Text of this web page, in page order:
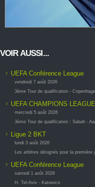
VOIR AUSSI...
UEFA Conférence League
vendredi 7 août 2026
3ème Tour de qualification -
UEFA CHAMPIONS LEAGUE
mercredi 5 août 2026
3ème Tour de qualification : Sabah -
Ligue 2 BKT
lundi 3 août 2026
Les arbitres désignés pour la première
UEFA Conférence League
samedi 1 août 2026
H. Tel-Aviv - Katowice